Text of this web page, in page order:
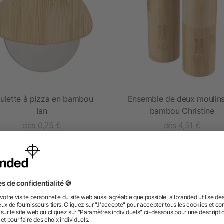
à pizza en bambou
Ian
dès 0,75 €
Ensemble de deux
bambou Christine
dès 4,51 €
des questions ? Nous avons les